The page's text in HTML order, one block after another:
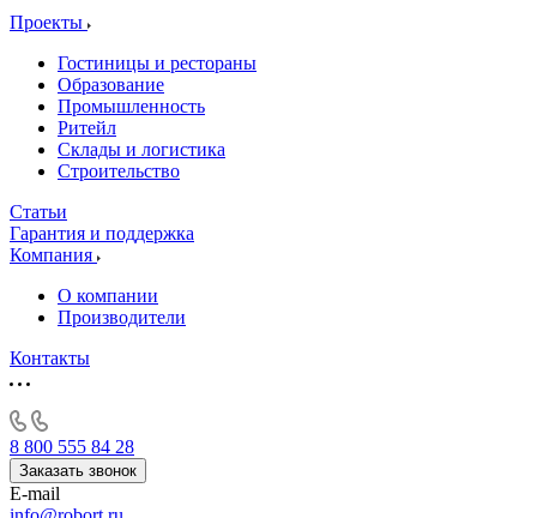
Проекты
Гостиницы и рестораны
Образование
Промышленность
Ритейл
Склады и логистика
Строительство
Статьи
Гарантия и поддержка
Компания
О компании
Производители
Контакты
8 800 555 84 28
Заказать звонок
E-mail